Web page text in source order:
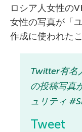
ロシア人女性の
女性の写真が「
作成に使われた
Twitter有名
の投稿写真
ュリティ
Tweet